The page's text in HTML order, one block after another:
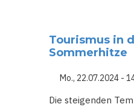
Tourismus in
Sommerhitze
Mo., 22.07.2024 -
Die steigenden